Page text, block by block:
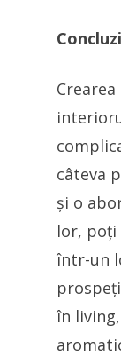
câteva
și o
lor, poți
într-un
în